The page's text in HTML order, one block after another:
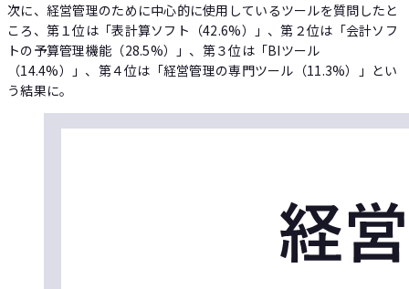
次に、経営管理のために中心的に使用しているツールを質問したと
ころ、第１位は「表計算ソフト（42.6%）」、第２位は「会計ソフ
トの予算管理機能（28.5%）」、第３位は「BIツール
（14.4%）」、第４位は「経営管理の専門ツール（11.3%）」とい
う結果に。